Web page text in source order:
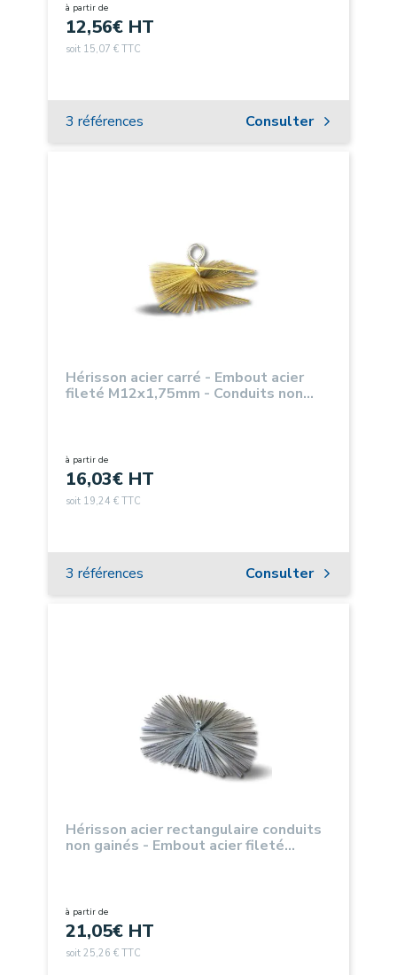
à partir de
12,56€ HT
soit 15,07 € TTC
3 références Consulter
Hérisson acier carré - Embout acier
fileté M12x1,75mm - Conduits non
à partir de
16,03€ HT
soit 19,24 € TTC
3 références Consulter
Hérisson acier rectangulaire conduits
non gainés - Embout acier fileté
à partir de
21,05€ HT
soit 25,26 € TTC